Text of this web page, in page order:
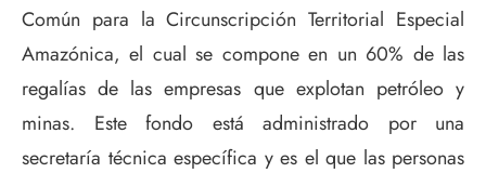
Común para la Circunscripción Territorial Especial
Amazónica, el cual se compone en un 60% de las
regalías de las empresas que explotan petróleo y
minas. Este fondo está administrado por una
secretaría técnica específica y es el que las personas